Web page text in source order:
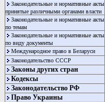
Законодательные и нормативные акты
принятые различными органами власти
Законодательные и нормативные акты
по темам
Законодательные и нормативные акты
по виду документы
Международное право в Беларуси
Законодательство СССР
Законы других стран
Кодексы
Законодательство РФ
Право Украины